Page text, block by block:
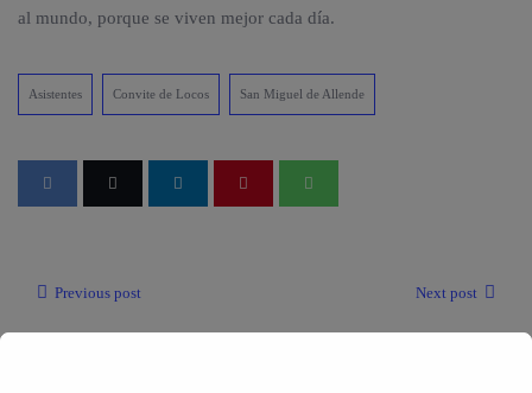
al mundo, porque se viven mejor cada día.
Asistentes Convite de Locos San Miguel de Allende
Previous post Next post